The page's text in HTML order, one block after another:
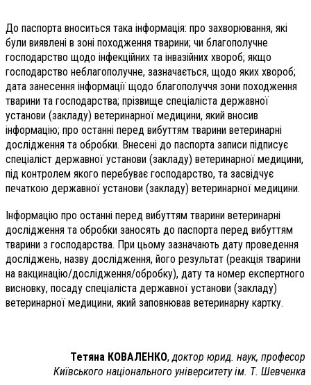
До паспорта вноситься така інформація: про захворювання, які
були виявлені в зоні походження тварини; чи благополучне
господарство щодо інфекційних та інвазійних хвороб; якщо
господарство неблагополучне, зазначається, щодо яких хвороб;
дата занесення інформації щодо благополуччя зони походження
тварини та господарства; прізвище спеціаліста державної
установи (закладу) ветеринарної медицини, який вносив
інформацію; про останні перед вибуттям тварини ветеринарні
дослідження та обробки. Внесені до паспорта записи підписує
спеціаліст державної установи (закладу) ветеринарної медицини,
під контролем якого перебуває господарство, та засвідчує
печаткою державної установи (закладу) ветеринарної медицини.
Інформацію про останні перед вибуттям тварини ветеринарні
дослідження та обробки заносять до паспорта перед вибуттям
тварини з господарства. При цьому зазначають дату проведення
досліджень, назву дослідження, його результат (реакція тварини
на вакцинацію/дослідження/обробку), дату та номер експертного
висновку, посаду спеціаліста державної установи (закладу)
ветеринарної медицини, який заповнював ветеринарну картку.
Тетяна КОВАЛЕНКО,доктор юрид. наук, професор
Київського національного університету ім. Т. Шевченка